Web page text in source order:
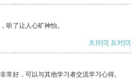
听了让人心旷神怡。
支持[0] 反对[0]
常好，可以与其他学习者交流学习心得。